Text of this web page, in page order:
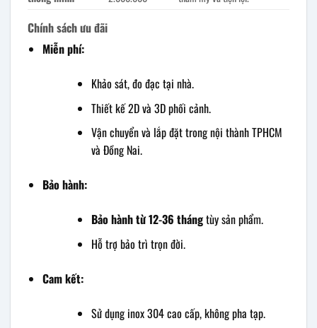
Chính sách ưu đãi
Miễn phí:
Khảo sát, đo đạc tại nhà.
Thiết kế 2D và 3D phối cảnh.
Vận chuyển và lắp đặt trong nội thành TPHCM
và Đồng Nai.
Bảo hành:
Bảo hành từ 12-36 thángtùy sản phẩm.
Hỗ trợ bảo trì trọn đời.
Cam kết:
Sử dụng inox 304 cao cấp, không pha tạp.